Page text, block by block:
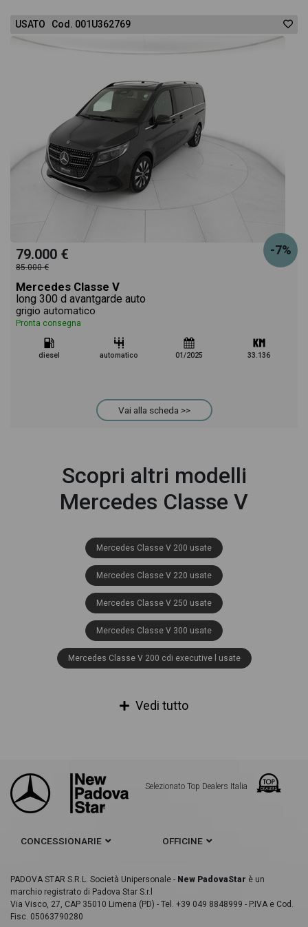
USATO Cod. 001U362769
-7%
79.000 €
85.000 €
Mercedes Classe V
long 300 d avantgarde auto
grigio automatico
Pronta consegna
diesel automatico 01/2025 33.136
Vai alla scheda >>
Scopri altri modelli
Mercedes Classe V
Mercedes Classe V 200 usate
Mercedes Classe V 220 usate
Mercedes Classe V 250 usate
Mercedes Classe V 300 usate
Mercedes Classe V 200 cdi executive l usate
Mercedes Classe V 220 CDI Sport Extralong usate
Mercedes Classe V 220 d executive usate
Mercedes Classe V 220 d executive business l auto usate
Mercedes Classe V 220 d executive l auto e6 usate
Vedi tutto
Selezionato Top Dealers Italia
CONCESSIONARIE OFFICINE
PADOVA STAR S.R.L. Società Unipersonale - New PadovaStar è un
marchio registrato di Padova Star S.r.l
Via Visco, 27, CAP 35010 Limena (PD) - Tel. +39 049 8848999 - P.IVA e Cod.
Fisc. 05063790280